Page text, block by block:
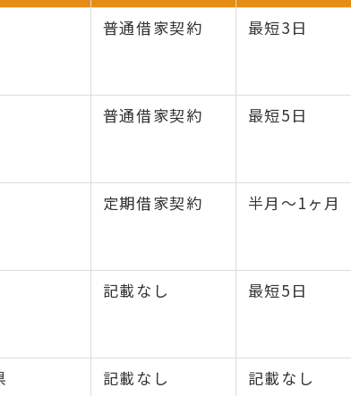
普通借家契約 最短3日
普通借家契約 最短5日
定期借家契約 半月〜1ヶ月
記載なし 最短5日
記載なし 記載なし